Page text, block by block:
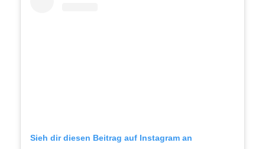
Sieh dir diesen Beitrag auf Instagram an